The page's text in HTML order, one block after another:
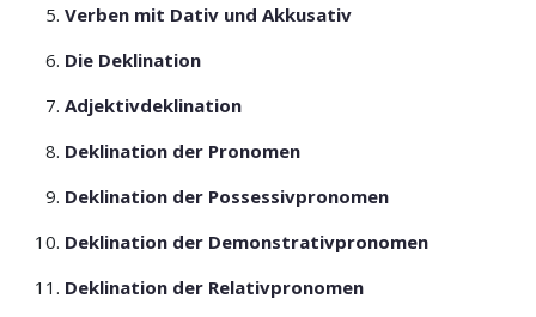
Verben mit Dativ und Akkusativ
Die Deklination
Adjektivdeklination
Deklination der Pronomen
Deklination der Possessivpronomen
Deklination der Demonstrativpronomen
Deklination der Relativpronomen